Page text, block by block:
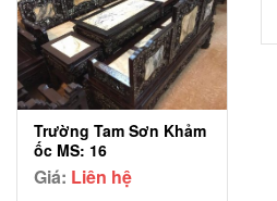
Trường Tam Sơn Khảm
ốc MS: 16
Giá: Liên hệ